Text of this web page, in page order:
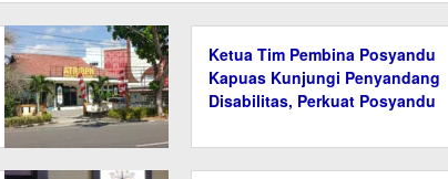
Ketua Tim Pembina Posyandu
Kapuas Kunjungi Penyandang
Disabilitas, Perkuat Posyandu